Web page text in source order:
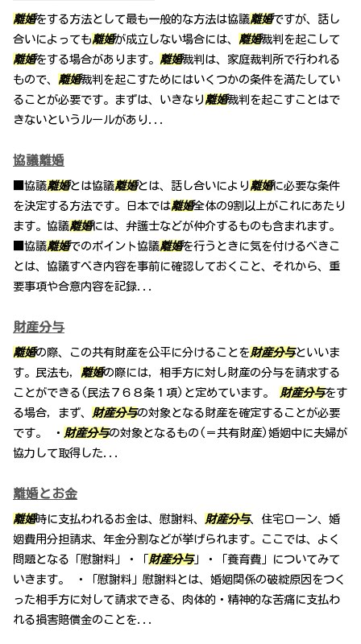
離婚をする方法として最も一般的な方法は協議離婚ですが、話し
合いによっても離婚が成立しない場合には、 離婚裁判を起こして
離婚をする場合があります。 離婚裁判は、家庭裁判所で行われる
もので、 離婚裁判を起こすためにはいくつかの条件を満たしてい
ることが必要です。まずは、いきなり 離婚裁判を起こすことはで
きないというルールがあり...
協議離婚
■協議離婚とは協議離婚とは、話し合いにより 離婚に必要な条件
を決定する方法です。日本では離婚全体の9割以上がこれにあたり
ます。協議離婚には、弁護士などが仲介するものも含まれます。
■協議離婚でのポイント協議離婚を行うときに気を付けるべきこ
とは、協議すべき内容を事前に確認しておくこと、それから、重
要事項や合意内容を記録...
財産分与
離婚の際、この共有財産を公平に分けることを財産分与といいま
す。民法も， 離婚の際には，相手方に対し財産の分与を請求する
ことができる(民法７６８条１項)と定めています。 財産分与をす
る場合，まず、 財産分与の対象となる財産を確定することが必要
です。 ・ 財産分与の対象となるもの(＝共有財産)婚姻中に夫婦が
協力して取得した...
離婚とお金
離婚時に支払われるお金は、慰謝料、 財産分与、住宅ローン、婚
姻費用分担請求、年金分割などが挙げられます。ここでは、よく
問題となる「慰謝料」・「 財産分与」・「養育費」についてみて
いきます。 ・「慰謝料」慰謝料とは、婚姻関係の破綻原因をつく
った相手方に対して請求できる、肉体的・精神的な苦痛に支払わ
れる損害賠償金のことを...